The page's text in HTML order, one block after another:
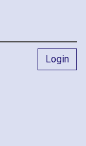
Login